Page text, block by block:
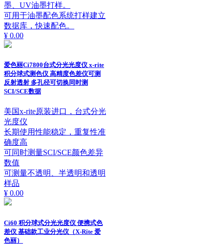
墨、UV油墨打样。
可用于油墨配色系统打样建立
数据库，快速配色。
¥ 0.00
爱色丽Ci7800台式分光光度仪 x-rite
积分球式测色仪 高精度色差仪可测
反射透射 多孔径可切换同时测
SCI/SCE数据
美国x-rite原装进口，台式分光
光度仪
长期使用性能稳定，重复性准
确度高
可同时测量SCI/SCE颜色差异
数值
可测量不透明、半透明和透明
样品
¥ 0.00
Ci60 积分球式分光光度仪 便携式色
差仪 基础款工业分光仪（X-Rite 爱
色丽）